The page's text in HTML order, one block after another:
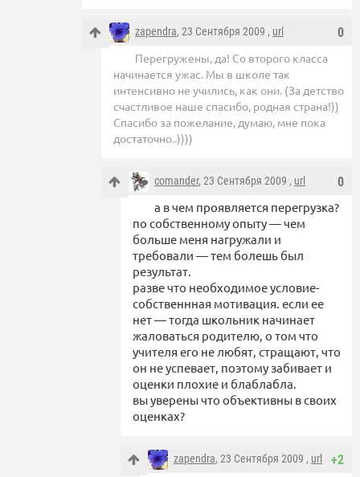
0
zapendra, 23 Сентября 2009 , url
Перегружены, да! Со второго класса
начинается ужас. Мы в школе так
интенсивно не учились, как они. (За детство
счастливое наше спасибо, родная страна!))
Спасибо за пожелание, думаю, мне пока
достаточно..))))
0
comander, 23 Сентября 2009 , url
а в чем проявляется перегрузка?
по собственному опыту — чем
больше меня нагружали и
требовали — тем болешь был
результат.
разве что необходимое условие-
собственнная мотивация. если ее
нет — тогда школьник начинает
жаловаться родителю, о том что
учителя его не любят, стращают, что
он не успевает, поэтому забивает и
оценки плохие и блаблабла.
вы уверены что объективны в своих
оценках?
+2
zapendra, 23 Сентября 2009 , url